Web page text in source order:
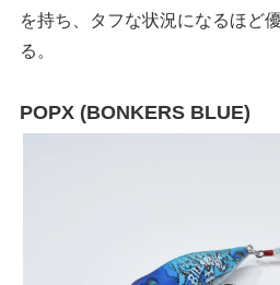
を持ち、タフな状況になるほど
る。
POPX (BONKERS BLUE)